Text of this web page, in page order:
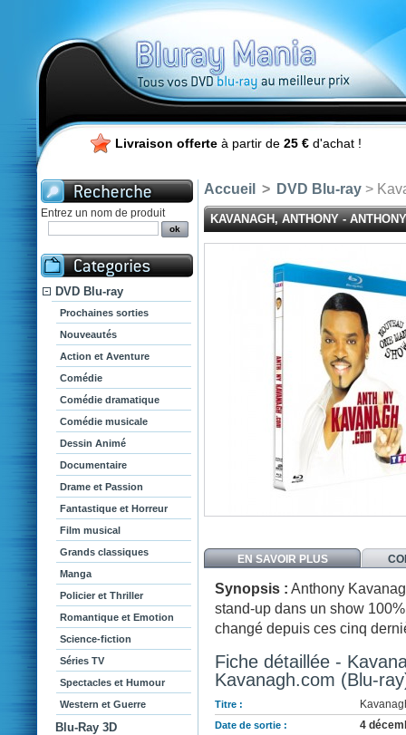
Livraison offerte à partir de 25 € d'achat !
Entrez un nom de produit
DVD Blu-ray
Prochaines sorties
Nouveautés
Action et Aventure
Comédie
Comédie dramatique
Comédie musicale
Dessin Animé
Documentaire
Drame et Passion
Fantastique et Horreur
Film musical
Grands classiques
Manga
Policier et Thriller
Romantique et Emotion
Science-fiction
Séries TV
Spectacles et Humour
Western et Guerre
Blu-Ray 3D
Accueil > DVD Blu-ray >
KAVANAGH, ANTHONY -
EN SAVOIR PLUS
Synopsis : Anthony
stand-up dans un show
changé depuis ces cinq
Fiche détaillée -
Kavanagh.com (Blu-
Titre :
Date de sortie : 4